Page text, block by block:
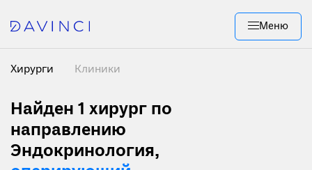
Меню
Хирурги Клиники
Найден 1 хирург по
направлению
Эндокринология,